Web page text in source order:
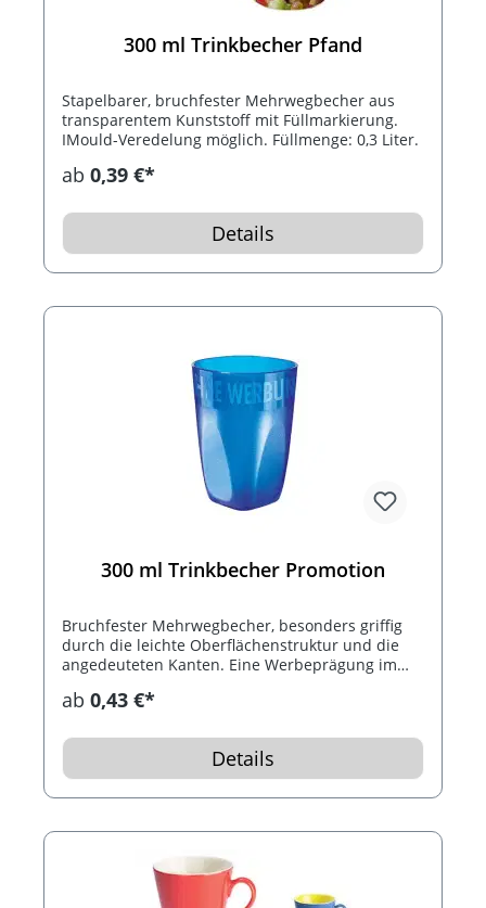
300 ml Trinkbecher Pfand
Stapelbarer, bruchfester Mehrwegbecher aus
transparentem Kunststoff mit Füllmarkierung.
IMould-Veredelung möglich. Füllmenge: 0,3 Liter.
ab 0,39 €*
Details
300 ml Trinkbecher Promotion
Bruchfester Mehrwegbecher, besonders griffig
durch die leichte Oberflächenstruktur und die
angedeuteten Kanten. Eine Werbeprägung im
0,3 Liter.
ab 0,43 €*
Details